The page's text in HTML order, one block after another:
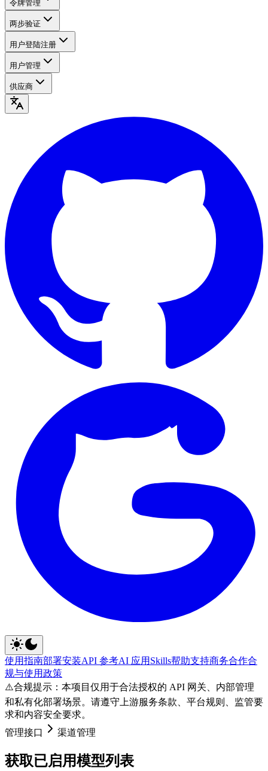
令牌管理
两步验证
用户登陆注册
用户管理
供应商
使用指南部署安装API 参考AI 应用 Skills帮助支持商务合作合
规与使用政策
⚠️合规提示：本项目仅用于合法授权的 API 网关、内部管理
和私有化部署场景。请遵守上游服务条款、平台规则、监管要
求和内容安全要求。
管理接口
渠道管理
获取已启用模型列表